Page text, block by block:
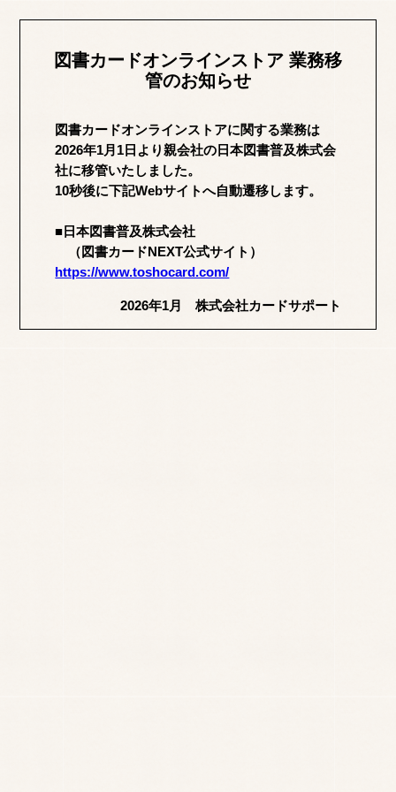
図書カードオンラインストア 業務移
管のお知らせ
図書カードオンラインストアに関する業務は
2026年1月1日より親会社の日本図書普及株式会
社に移管いたしました。
10秒後に下記Webサイトへ自動遷移します。
■日本図書普及株式会社
（図書カードNEXT公式サイト）
https://www.toshocard.com/
2026年1月 株式会社カードサポート